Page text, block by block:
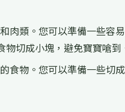
肉類。您可以準備一些容
切成小塊，避免寶寶嗆到
食物。您可以準備一些切